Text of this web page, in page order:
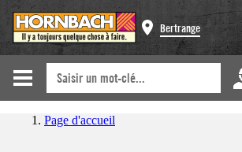
Bertrange
Page d'accueil